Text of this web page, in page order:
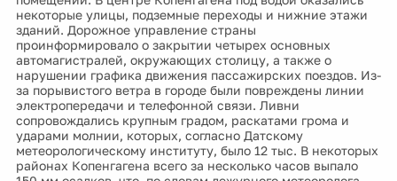
некоторые улицы, подземные переходы и нижние этажи
зданий. Дорожное управление страны
проинформировало о закрытии четырех основных
автомагистралей, окружающих столицу, а также о
нарушении графика движения пассажирских поездов. Из-
за порывистого ветра в городе были повреждены линии
электропередачи и телефонной связи. Ливни
сопровождались крупным градом, раскатами грома и
ударами молнии, которых, согласно Датскому
метеорологическому институту, было 12 тыс. В некоторых
районах Копенгагена всего за несколько часов выпало